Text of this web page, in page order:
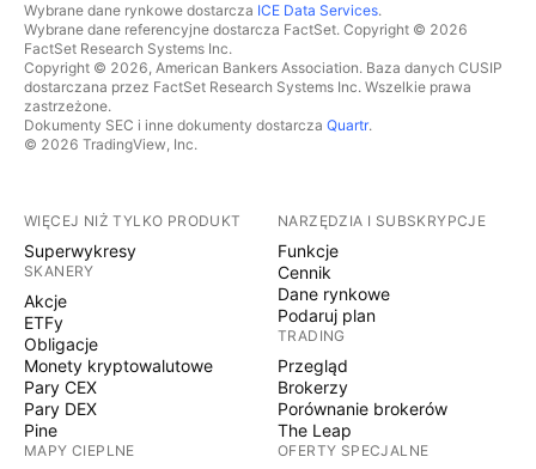
Wybrane dane rynkowe dostarcza ICE Data Services.
Wybrane dane referencyjne dostarcza FactSet. Copyright © 2026
FactSet Research Systems Inc.
Copyright © 2026, American Bankers Association. Baza danych CUSIP
dostarczana przez FactSet Research Systems Inc. Wszelkie prawa
zastrzeżone.
Dokumenty SEC i inne dokumenty dostarcza Quartr.
© 2026 TradingView, Inc.
WIĘCEJ NIŻ TYLKO PRODUKT
Superwykresy
SKANERY
Akcje
ETFy
Obligacje
Monety kryptowalutowe
Pary CEX
Pary DEX
Pine
MAPY CIEPLNE
NARZĘDZIA I SUBSKRYPCJE
Funkcje
Cennik
Dane rynkowe
Podaruj plan
TRADING
Przegląd
Brokerzy
Porównanie brokerów
The Leap
OFERTY SPECJALNE